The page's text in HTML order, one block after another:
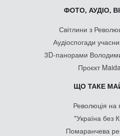
ФОТО, АУДІО,
Світлини з
Аудіоспогади
3D-панорами
Проєкт
ЩО ТАКЕ
Революція на
"Україна без
Помаранчева